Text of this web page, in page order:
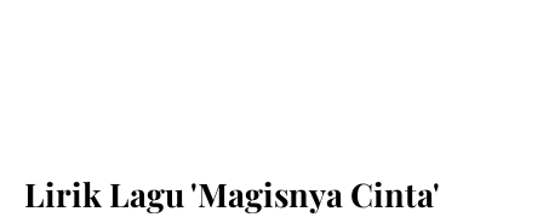
Lirik Lagu 'Magisnya Cinta'